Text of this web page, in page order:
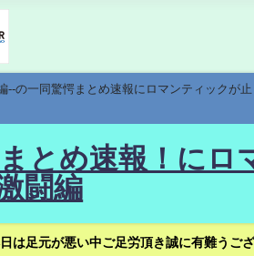
の一同驚愕まとめ速報にロマンティックが
とめ速報！にロ
闘編
足元が悪い中ご足労頂き誠に有難うござ